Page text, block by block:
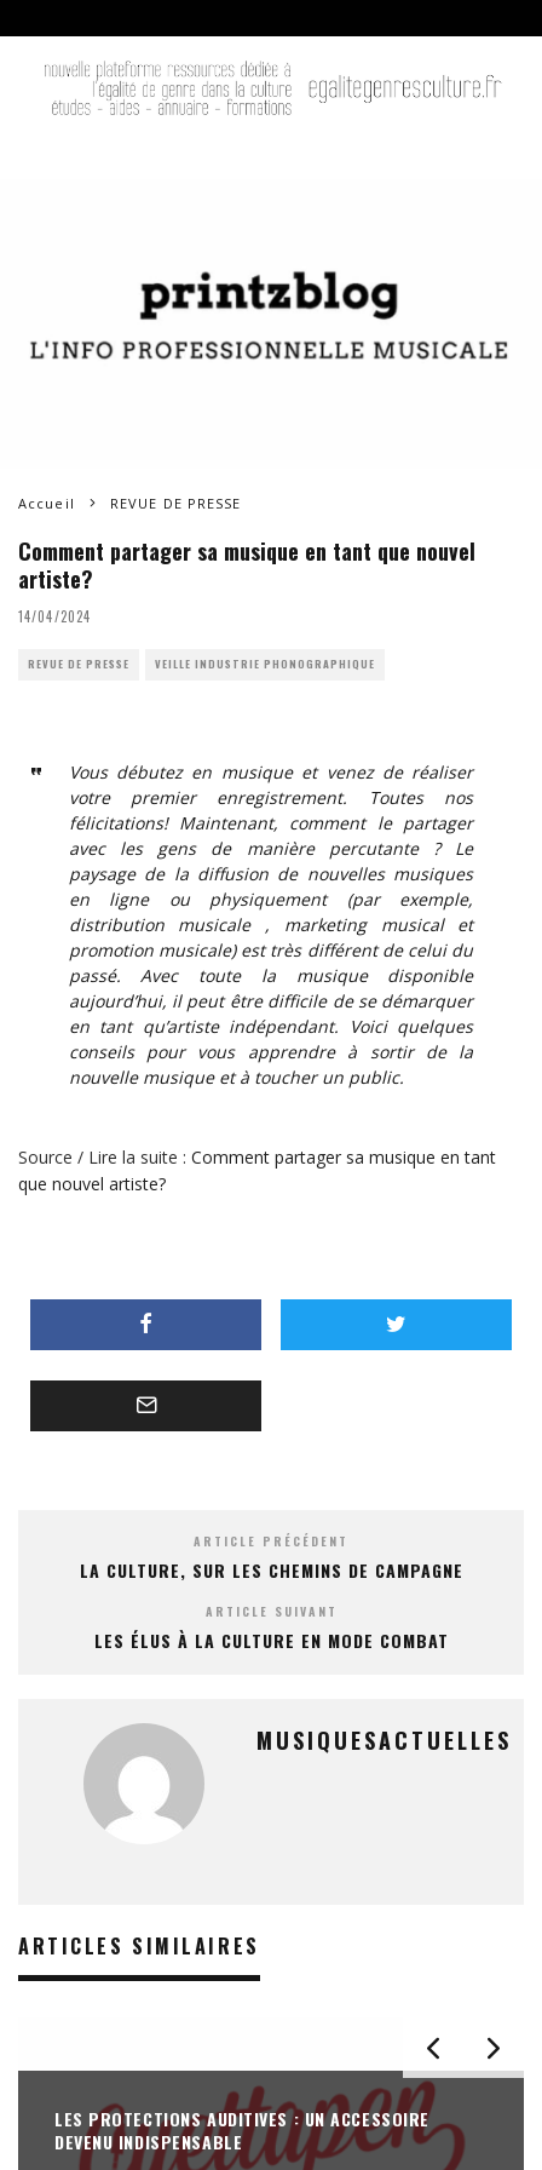
Accueil REVUE DE PRESSE
Comment partager sa musique en tant que nouvel
artiste?
14/04/2024
REVUE DE PRESSE VEILLE INDUSTRIE PHONOGRAPHIQUE
Vous débutez en musique et venez de réaliser
votre premier enregistrement. Toutes nos
félicitations! Maintenant, comment le partager
avec les gens de manière percutante ? Le
paysage de la diffusion de nouvelles musiques
en ligne ou physiquement (par exemple,
distribution musicale , marketing musical et
promotion musicale) est très différent de celui du
passé. Avec toute la musique disponible
aujourd’hui, il peut être difficile de se démarquer
en tant qu’artiste indépendant. Voici quelques
conseils pour vous apprendre à sortir de la
nouvelle musique et à toucher un public.
Source / Lire la suite : Comment partager sa musique en tant
que nouvel artiste?
ARTICLE PRÉCÉDENT
LA CULTURE, SUR LES CHEMINS DE CAMPAGNE
ARTICLE SUIVANT
LES ÉLUS À LA CULTURE EN MODE COMBAT
MUSIQUESACTUELLES
ARTICLES SIMILAIRES
LES PROTECTIONS AUDITIVES : UN ACCESSOIRE
DEVENU INDISPENSABLE